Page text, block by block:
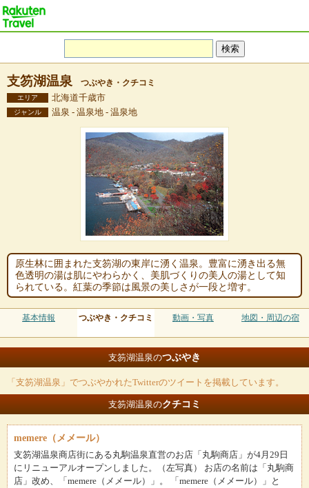
支笏湖温泉 つぶやき・クチコミ
エリア 北海道千歳市
ジャンル 温泉 - 温泉地 - 温泉地
原生林に囲まれた支笏湖の東岸に湧く温泉。豊富に湧き出る無
色透明の湯は肌にやわらかく、美肌づくりの美人の湯として知
られている。紅葉の季節は風景の美しさが一段と増す。
基本情報 つぶやき・クチコミ 動画・写真 地図・周辺の宿
支笏湖温泉のつぶやき
「支笏湖温泉」でつぶやかれたTwitterのツイートを掲載しています。
支笏湖温泉のクチコミ
memere（メメール）
支笏湖温泉商店街にある丸駒温泉直営のお店「丸駒商店」が4月29日
にリニューアルオープンしました。（左写真） お店の名前は「丸駒商
店」改め、「memere（メメール）」。 「memere（メメール）」と